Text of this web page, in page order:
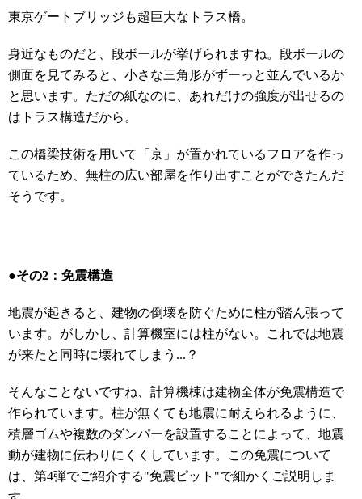
東京ゲートブリッジも超巨大なトラス橋。
身近なものだと、段ボールが挙げられますね。段ボールの
側面を見てみると、小さな三角形がずーっと並んでいるか
と思います。ただの紙なのに、あれだけの強度が出せるの
はトラス構造だから 。
この橋梁技術を用いて「京」が置かれているフロアを作っ
ているため、無柱の広い部屋を作り出すことができたんだ
そうです。
●その2：免震構造
地震が起きると、建物の倒壊を防ぐために柱が踏ん張って
います。 がしかし、計算機室には柱がない。これでは地震
が来たと同時に壊れてしまう...？
そんなことないですね、計算機棟は建物全体が免震構造で
作られています。 柱が無くても地震に耐えられるように、
積層ゴムや複数のダンパーを設置することによって、地震
動が建物に伝わりにくくしています。
この免震について
は、第4弾でご紹介する"免震ピット"で細かくご説明しま